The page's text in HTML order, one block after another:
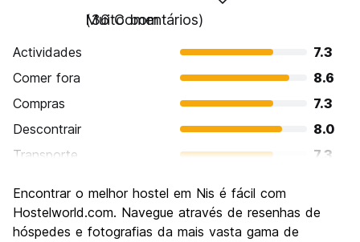
Muito bom
(36 Comentários)
Actividades
7.3
Comer fora
8.6
Compras
7.3
Descontrair
8.0
Transporte
7.3
Cultura
7.8
Festas / vida noturna
Encontrar o melhor hostel em Nis é fácil com
Hostelworld.com. Navegue através de resenhas de
hóspedes e fotografias da mais vasta gama de